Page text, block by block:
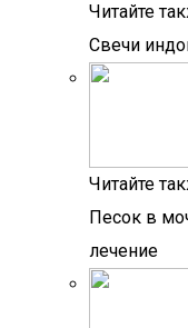
Читайте
Свечи
Читайте
Песок в
лечение